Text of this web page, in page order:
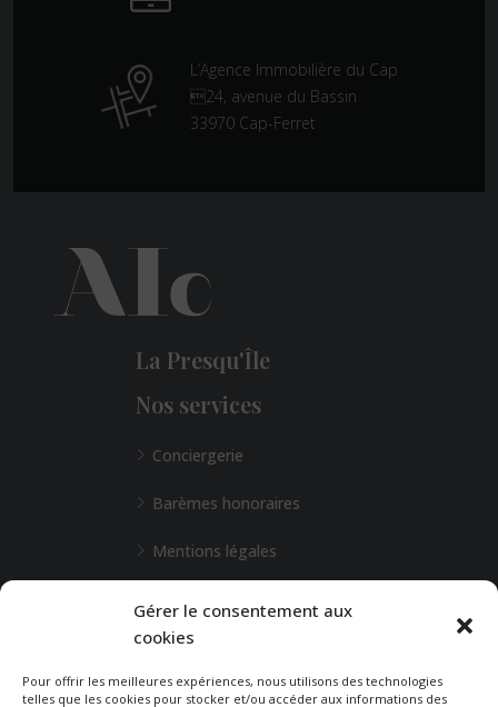
Gérer le consentement aux
cookies
Pour offrir les meilleures expériences, nous utilisons des technologies
telles que les cookies pour stocker et/ou accéder aux informations des
L’Agence Immobilière du Cap
24, avenue du Bassin
33970 Cap-Ferret
La Presqu'Île
Nos services
Conciergerie
Barèmes honoraires
Mentions légales